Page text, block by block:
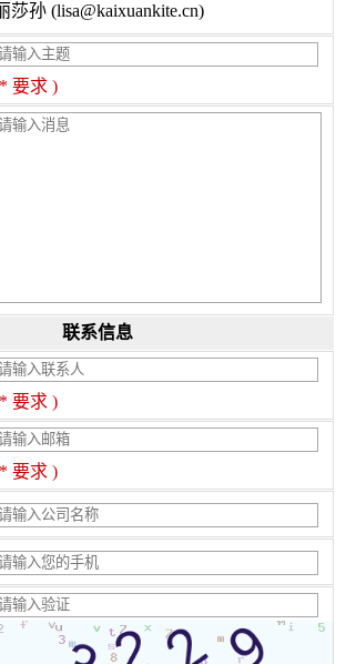
莎孙 (lisa@kaixuankite.cn)
要求 )
联系信息
要求 )
要求 )